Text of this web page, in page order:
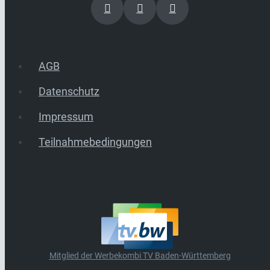
AGB
Datenschutz
Impressum
Teilnahmebedingungen
Mitglied der Werbekombi TV Baden-Württemberg